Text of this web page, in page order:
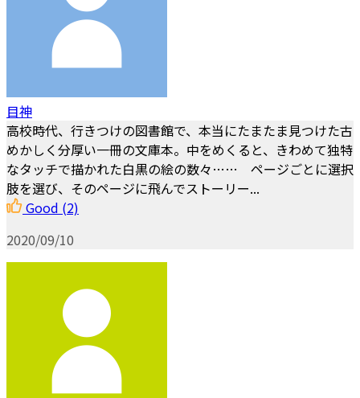
目神
高校時代、行きつけの図書館で、本当にたまたま見つけた古
めかしく分厚い一冊の文庫本。中をめくると、きわめて独特
なタッチで描かれた白黒の絵の数々…… ページごとに選択
肢を選び、そのページに飛んでストーリー...
Good (2)
2020/09/10